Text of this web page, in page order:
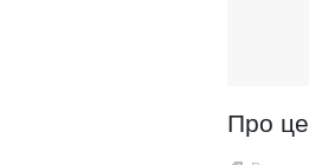
Про